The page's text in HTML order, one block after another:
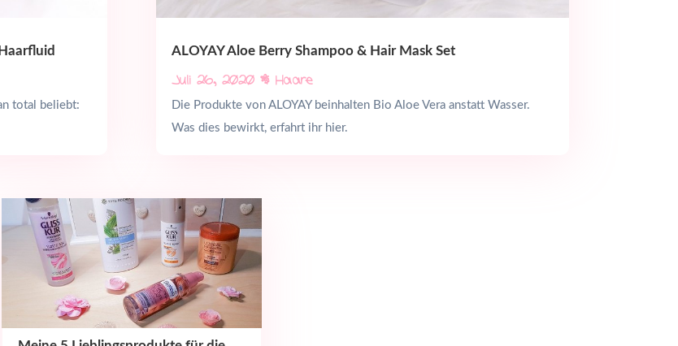
total beliebt:
ALOYAY Aloe Berry Shampoo & Hair Mask Set
Juli 26, 2020| Haare
Die Produkte von ALOYAY beinhalten Bio Aloe Vera anstatt Wasser.
Was dies bewirkt, erfahrt ihr hier.